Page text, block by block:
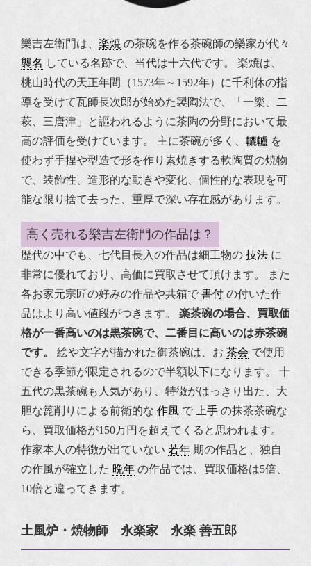
樂吉左衛門は、 楽焼 の茶碗を作る茶碗師の樂家が代々
襲名 している名跡で、当代は十六代です。
楽焼は、
桃山時代の天正年間（1573年～1592年）に千利休の指
導を受けて瓦師長次郎が始めた製陶法で、「一樂、二
萩、三唐津」と謳われるように茶陶の分野において最
高の評価を受けています。 主に茶碗が多く、 轆轤 を
使わず手捏や型造で形を作り素焼きする軟陶質の焼物
で、装飾性、造形的な動きや変化、個性的な表現を可
能な限り捨て去った、重厚で深い存在感があります。
高く売れる樂吉左衛門の作品は？
歴代の中でも、七代目長入の作品は細工物の 技法 に
非常に優れており、高価に買取させて頂けます。
また
各お家元宗匠の好みの作品や共箱で 書付 の付いた作
品はより高い値段がつきます。
楽茶碗の場合、買取価
格が一番高いのは黒茶碗で、二番目に高いのは赤茶碗
です。
絵や文字が描かれた御茶碗は、お 茶会 で使用
できる季節が限定されるので半額以下になります。
十
五代の黒茶碗も人気があり、特徴がはっきり出た、大
胆な箆削りによる前衛的な 作風 で 上手 の抹茶茶碗な
ら、買取価格が150万円を超えてくると思われます。
作家本人の特徴が出ていない 若年 期の作品と、独自
の作風が確立した 晩年 の作品では、買取価格は5倍、
10倍と違ってきます。
土風炉・焼物師 永楽家 永楽 善五郎